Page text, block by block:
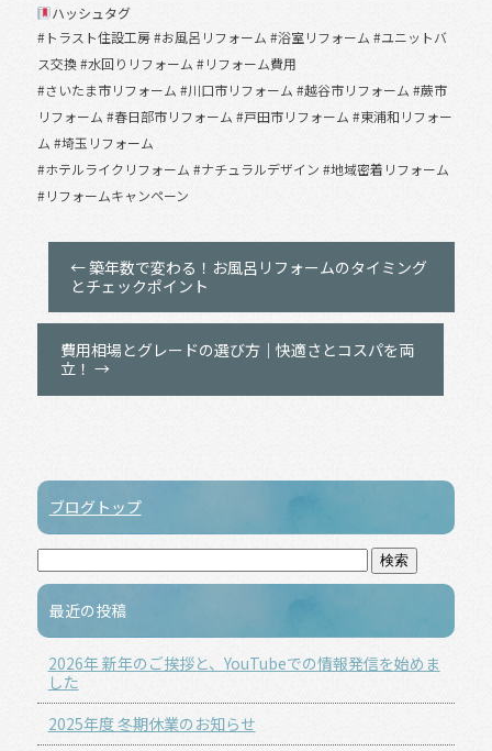
ハッシュタグ
#トラスト住設工房 #お風呂リフォーム #浴室リフォーム #ユニットバ
ス交換 #水回りリフォーム #リフォーム費用
#さいたま市リフォーム #川口市リフォーム #越谷市リフォーム #蕨市
リフォーム #春日部市リフォーム #戸田市リフォーム #東浦和リフォー
ム #埼玉リフォーム
#ホテルライクリフォーム #ナチュラルデザイン #地域密着リフォーム
#リフォームキャンペーン
←築年数で変わる！お風呂リフォームのタイミング
とチェックポイント
費用相場とグレードの選び方｜快適さとコスパを両
立！ →
ブログトップ
最近の投稿
2026年 新年のご挨拶と、YouTubeでの情報発信を始めま
した
2025年度 冬期休業のお知らせ